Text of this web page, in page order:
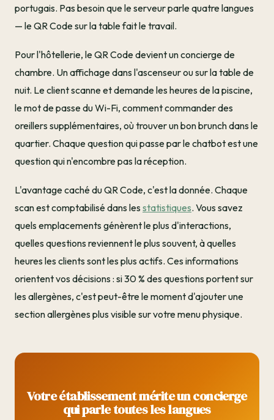
portugais. Pas besoin que le serveur parle quatre langues
— le QR Code sur la table fait le travail.
Pour l'hôtellerie, le QR Code devient un concierge de
chambre. Un affichage dans l'ascenseur ou sur la table de
nuit. Le client scanne et demande les heures de la piscine,
le mot de passe du Wi-Fi, comment commander des
oreillers supplémentaires, où trouver un bon brunch dans le
quartier. Chaque question qui passe par le chatbot est une
question qui n'encombre pas la réception.
L'avantage caché du QR Code, c'est la donnée. Chaque
scan est comptabilisé dans les statistiques. Vous savez
quels emplacements génèrent le plus d'interactions,
quelles questions reviennent le plus souvent, à quelles
heures les clients sont les plus actifs. Ces informations
orientent vos décisions : si 30 % des questions portent sur
les allergènes, c'est peut-être le moment d'ajouter une
section allergènes plus visible sur votre menu physique.
Votre établissement mérite un concierge
qui parle toutes les langues